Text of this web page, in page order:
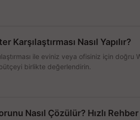
Karşılaştırması Nasıl Yapılır?
ile eviniz veya ofisiniz için doğru
birlikte değerlendirin.
Nasıl Çözülür? Hızlı Rehber